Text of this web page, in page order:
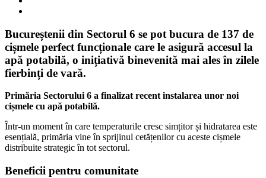
Bucureștenii din Sectorul 6 se pot bucura de 137 de
cișmele perfect funcționale care le asigură accesul la
apă potabilă, o inițiativă binevenită mai ales în zilele
fierbinți de vară.
Primăria Sectorului 6 a finalizat recent instalarea unor noi
cișmele cu apă potabilă.
Într-un moment în care temperaturile cresc simțitor și hidratarea este
esențială, primăria vine în sprijinul cetățenilor cu aceste cișmele
distribuite strategic în tot sectorul.
Beneficii pentru comunitate